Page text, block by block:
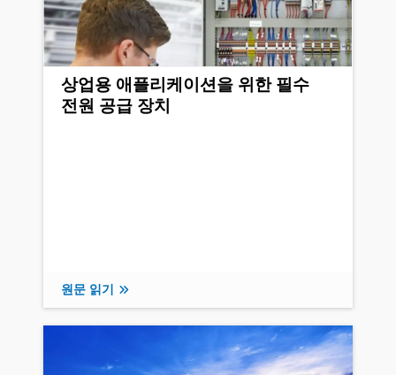
상업용 애플리케이션을 위한 필수
전원 공급 장치
원문 읽기